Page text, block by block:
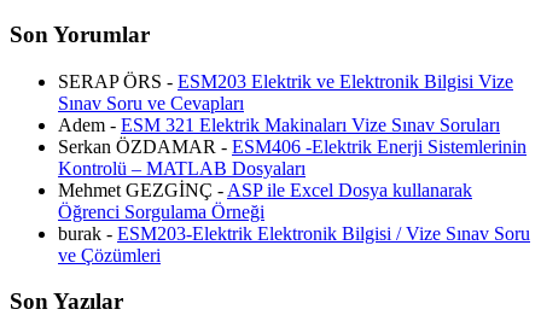
Son Yorumlar
SERAP ÖRS - ESM203 Elektrik ve Elektronik Bilgisi Vize
Sınav Soru ve Cevapları
Adem - ESM 321 Elektrik Makinaları Vize Sınav Soruları
Serkan ÖZDAMAR - ESM406 -Elektrik Enerji Sistemlerinin
Kontrolü – MATLAB Dosyaları
Mehmet GEZGİNÇ - ASP ile Excel Dosya kullanarak
Öğrenci Sorgulama Örneği
burak - ESM203-Elektrik Elektronik Bilgisi / Vize Sınav Soru
ve Çözümleri
Son Yazılar